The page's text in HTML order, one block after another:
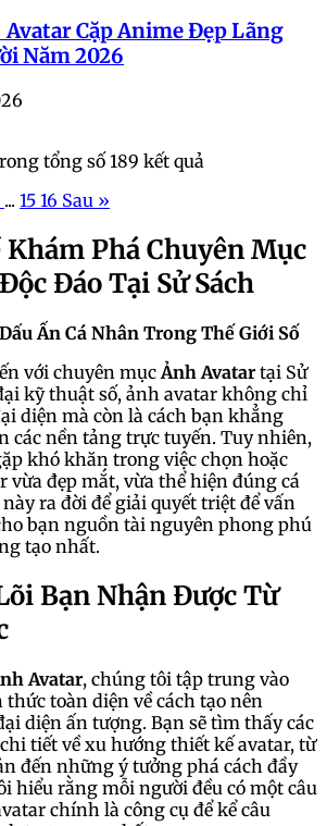
Cặp Anime Đẹp Lãng
Năm 2026
tổng số189 kết quả
... 15 16 Sau »
Phá Chuyên Mục
Đáo Tại Sử Sách
Ấn Cá Nhân Trong Thế Giới Số
với chuyên mục Ảnh Avatartại Sử
kỹ thuật số, ảnh avatar không chỉ
diện mà còn là cách bạn khẳng
các nền tảng trực tuyến. Tuy nhiên,
khó khăn trong việc chọn hoặc
vừa đẹp mắt, vừa thể hiện đúng cá
ra đời để giải quyết triệt để vấn
bạn nguồn tài nguyên phong phú
tạo nhất.
Bạn Nhận Được Từ
Avatar, chúng tôi tập trung vào
thức toàn diện về cách tạo nên
diện ấn tượng. Bạn sẽ tìm thấy các
tiết về xu hướng thiết kế avatar, từ
đến những ý tưởng phá cách đầy
hiểu rằng mỗi người đều có một câu
chính là công cụ để kể câu